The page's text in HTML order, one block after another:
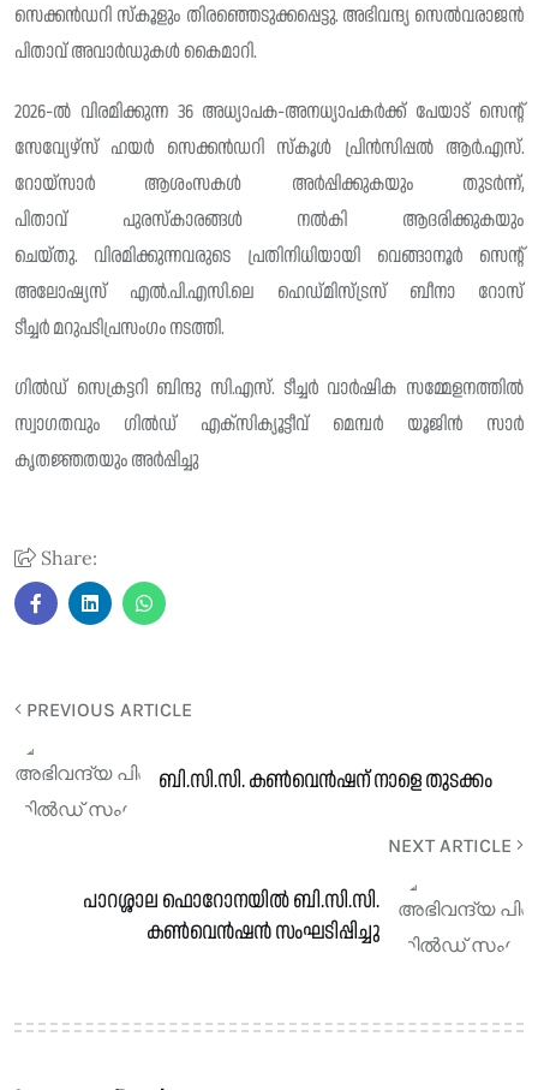
സെക്കൻഡറി സ്‌കൂളും തിരഞ്ഞെടുക്കപ്പെട്ടു. അഭിവന്ദ്യ സെൽവരാജൻ
പിതാവ് അവാർഡുകൾ കൈമാറി.
2026-ൽ വിരമിക്കുന്ന 36 അധ്യാപക-അനധ്യാപകർക്ക് പേയാട് സെന്റ്
സേവ്യേഴ്സ് ഹയർ സെക്കൻഡറി സ്കൂൾ പ്രിൻസിപ്പൽ ആർ.എസ്.
റോയ്സാർ ആശംസകൾ അർപ്പിക്കുകയും തുടർന്ന്,
പിതാവ് പുരസ്‌കാരങ്ങൾ നൽകി ആദരിക്കുകയും
ചെയ്തു. വിരമിക്കുന്നവരുടെ പ്രതിനിധിയായി വെങ്ങാനൂർ സെന്റ്
അലോഷ്യസ് എൽ.പി.എസി.ലെ ഹെഡ്മിസ്ട്രസ് ബീനാ റോസ്
ടീച്ചർ മറുപടിപ്രസംഗം നടത്തി.
ഗിൽഡ് സെക്രട്ടറി ബിന്ദു സി.എസ്. ടീച്ചർ വാർഷിക സമ്മേളനത്തിൽ
സ്വാഗതവും ഗിൽഡ് എക്സിക്യൂട്ടീവ് മെമ്പർ യൂജിൻ സാർ
കൃതജ്ഞതയും അർപ്പിച്ചു
Share:
PREVIOUS ARTICLE
ബി.സി.സി. കൺവെൻഷന് നാളെ തുടക്കം
NEXT ARTICLE
പാറശ്ശാല ഫൊറോനയിൽ ബി.സി.സി.
കൺവെൻഷൻ സംഘടിപ്പിച്ചു